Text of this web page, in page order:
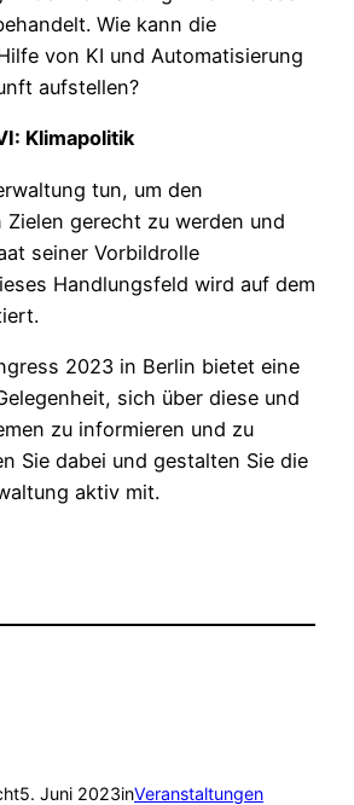
Wie kann die
von KI und Automatisierung
aufstellen?
Klimapolitik
tun, um den
gerecht zu werden und
seiner Vorbildrolle
Handlungsfeld wird auf dem
2023 in Berlin bietet eine
sich über diese und
zu informieren und zu
Sie dabei und gestalten Sie die
aktiv mit.
5. Juni 2023inVeranstaltungen